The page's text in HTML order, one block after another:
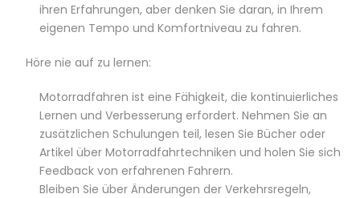
ihren Erfahrungen, aber denken Sie daran, in Ihrem
eigenen Tempo und Komfortniveau zu fahren.
Höre nie auf zu lernen:
Motorradfahren ist eine Fähigkeit, die kontinuierliches
Lernen und Verbesserung erfordert. Nehmen Sie an
zusätzlichen Schulungen teil, lesen Sie Bücher oder
Artikel über Motorradfahrtechniken und holen Sie sich
Feedback von erfahrenen Fahrern.
Bleiben Sie über Änderungen der Verkehrsregeln,